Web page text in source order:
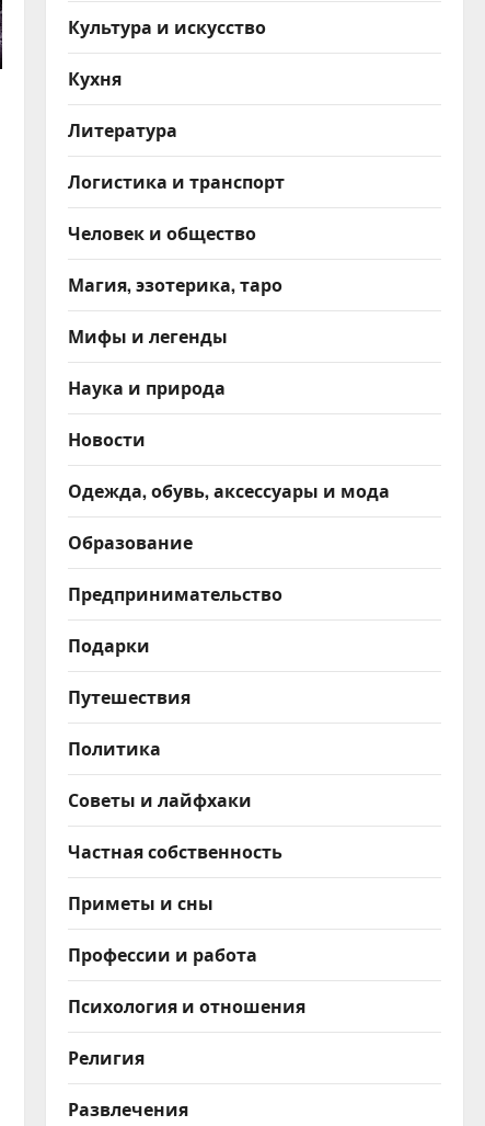
Культура и искусство
Кухня
Литература
Логистика и транспорт
Человек и общество
Магия, эзотерика, таро
Мифы и легенды
Наука и природа
Новости
Одежда, обувь, аксессуары и мода
Образование
Предпринимательство
Подарки
Путешествия
Политика
Советы и лайфхаки
Частная собственность
Приметы и сны
Профессии и работа
Психология и отношения
Религия
Развлечения